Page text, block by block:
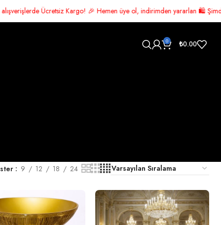
Hemen üye ol, indirimden yararlan 🛍️ Şimdi alışveriş yap! 🚚
0 ₺0.00
9 12 18 24